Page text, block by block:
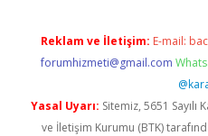
Reklam ve İletişim: E-mail:
forumhizmeti@gmail.com
Yasal Uyarı: Sitemiz, 5651
ve İletişim Kurumu (BTK)